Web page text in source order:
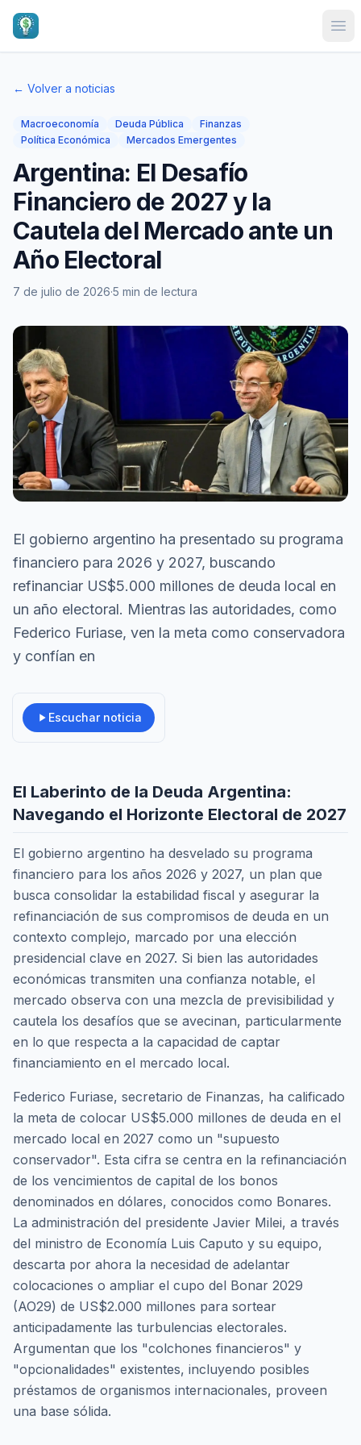
← Volver a noticias
Macroeconomía Deuda Pública
Finanzas
Política Económica
Mercados Emergentes
Argentina: El Desafío
Financiero de 2027 y la
Cautela del Mercado ante un
Año Electoral
7 de julio de 2026·5 min de lectura
El gobierno argentino ha presentado su programa
financiero para 2026 y 2027, buscando
refinanciar US$5.000 millones de deuda local en
un año electoral. Mientras las autoridades, como
Federico Furiase, ven la meta como conservadora
y confían en
Escuchar noticia
El Laberinto de la Deuda Argentina:
Navegando el Horizonte Electoral de 2027
El gobierno argentino ha desvelado su programa
financiero para los años 2026 y 2027, un plan que
busca consolidar la estabilidad fiscal y asegurar la
refinanciación de sus compromisos de deuda en un
contexto complejo, marcado por una elección
presidencial clave en 2027. Si bien las autoridades
económicas transmiten una confianza notable, el
mercado observa con una mezcla de previsibilidad y
cautela los desafíos que se avecinan, particularmente
en lo que respecta a la capacidad de captar
financiamiento en el mercado local.
Federico Furiase, secretario de Finanzas, ha calificado
la meta de colocar US$5.000 millones de deuda en el
mercado local en 2027 como un "supuesto
conservador". Esta cifra se centra en la refinanciación
de los vencimientos de capital de los bonos
denominados en dólares, conocidos como Bonares.
La administración del presidente Javier Milei, a través
del ministro de Economía Luis Caputo y su equipo,
descarta por ahora la necesidad de adelantar
colocaciones o ampliar el cupo del Bonar 2029
(AO29) de US$2.000 millones para sortear
anticipadamente las turbulencias electorales.
Argumentan que los "colchones financieros" y
"opcionalidades" existentes, incluyendo posibles
préstamos de organismos internacionales, proveen
una base sólida.